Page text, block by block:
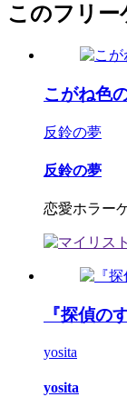
このフリ
こがね色
反鈴の夢
反鈴の夢
恋愛ホラー
『探偵の
yosita
yosita